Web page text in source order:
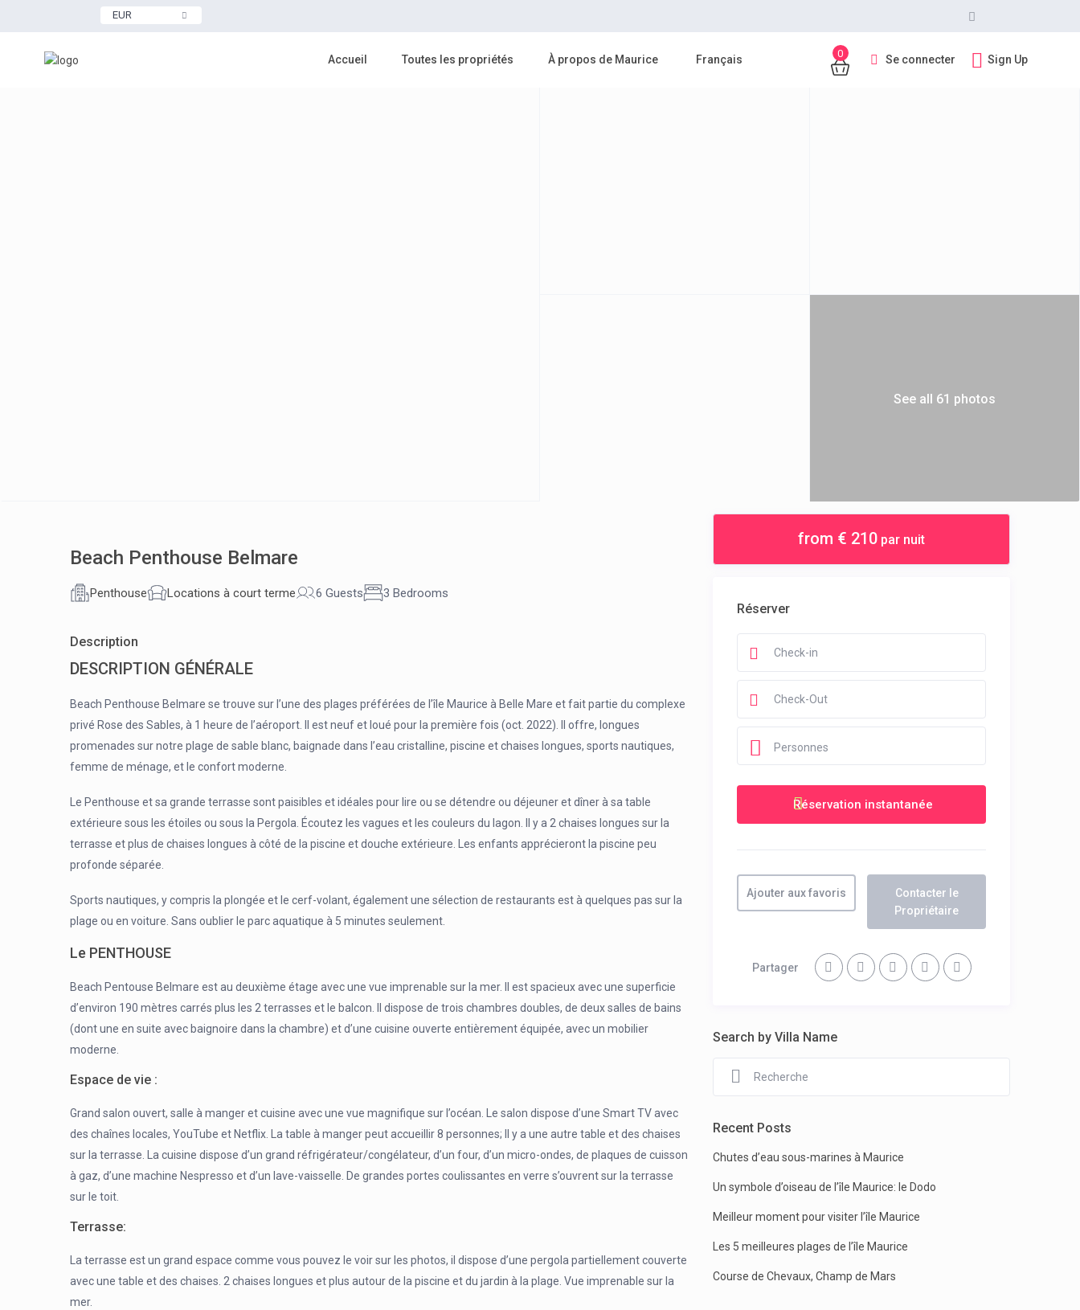
EUR
0 Se connecter Sign Up
Accueil Toutes les propriétés À propos de Maurice Français
See all 61 photos
Beach Penthouse Belmare
Penthouse Locations à court terme 6 Guests 3 Bedrooms
Description
DESCRIPTION GÉNÉRALE
Beach Penthouse Belmare se trouve sur l’une des plages préférées de l’île Maurice à Belle Mare et fait partie du complexe
privé Rose des Sables, à 1 heure de l’aéroport. Il est neuf et loué pour la première fois (oct. 2022). Il offre, longues
promenades sur notre plage de sable blanc, baignade dans l’eau cristalline, piscine et chaises longues, sports nautiques,
femme de ménage, et le confort moderne.
Le Penthouse et sa grande terrasse sont paisibles et idéales pour lire ou se détendre ou déjeuner et dîner à sa table
extérieure sous les étoiles ou sous la Pergola. Écoutez les vagues et les couleurs du lagon. Il y a 2 chaises longues sur la
terrasse et plus de chaises longues à côté de la piscine et douche extérieure. Les enfants apprécieront la piscine peu
profonde séparée.
Sports nautiques, y compris la plongée et le cerf-volant, également une sélection de restaurants est à quelques pas sur la
plage ou en voiture. Sans oublier le parc aquatique à 5 minutes seulement.
Le PENTHOUSE
Beach Pentouse Belmare est au deuxième étage avec une vue imprenable sur la mer. Il est spacieux avec une superficie
d’environ 190 mètres carrés plus les 2 terrasses et le balcon. Il dispose de trois chambres doubles, de deux salles de bains
(dont une en suite avec baignoire dans la chambre) et d’une cuisine ouverte entièrement équipée, avec un mobilier
moderne.
Espace de vie :
Grand salon ouvert, salle à manger et cuisine avec une vue magnifique sur l’océan. Le salon dispose d’une Smart TV avec
des chaînes locales, YouTube et Netflix. La table à manger peut accueillir 8 personnes; Il y a une autre table et des chaises
sur la terrasse. La cuisine dispose d’un grand réfrigérateur/congélateur, d’un four, d’un micro-ondes, de plaques de cuisson
à gaz, d’une machine Nespresso et d’un lave-vaisselle. De grandes portes coulissantes en verre s’ouvrent sur la terrasse
sur le toit.
Terrasse:
La terrasse est un grand espace comme vous pouvez le voir sur les photos, il dispose d’une pergola partiellement couverte
avec une table et des chaises. 2 chaises longues et plus autour de la piscine et du jardin à la plage. Vue imprenable sur la
mer.
from € 210 par nuit
Réserver
Personnes
Ajouter aux favoris
Contacter le
Propriétaire
Partager
Search by Villa Name
Recent Posts
Chutes d’eau sous-marines à Maurice
Un symbole d’oiseau de l’île Maurice: le Dodo
Meilleur moment pour visiter l’île Maurice
Les 5 meilleures plages de l’île Maurice
Course de Chevaux, Champ de Mars